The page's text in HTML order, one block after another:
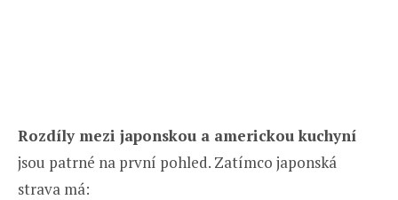
Rozdíly mezi japonskou a americkou kuchyní
jsou patrné na první pohled. Zatímco japonská
strava má: